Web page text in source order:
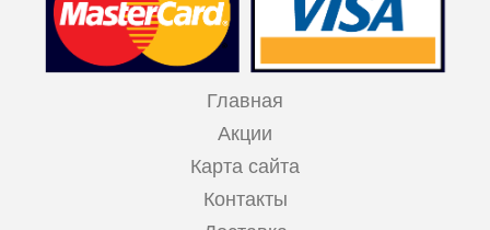
Главная
Акции
Карта сайта
Контакты